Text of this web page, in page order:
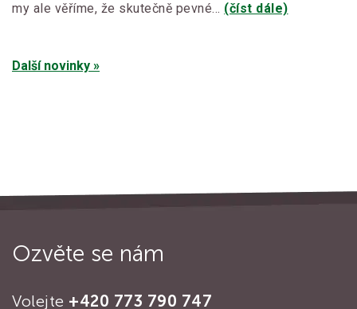
my ale věříme, že skutečně pevné… (číst dále)
Další novinky »
Ozvěte se nám
Volejte +420 773 790 747